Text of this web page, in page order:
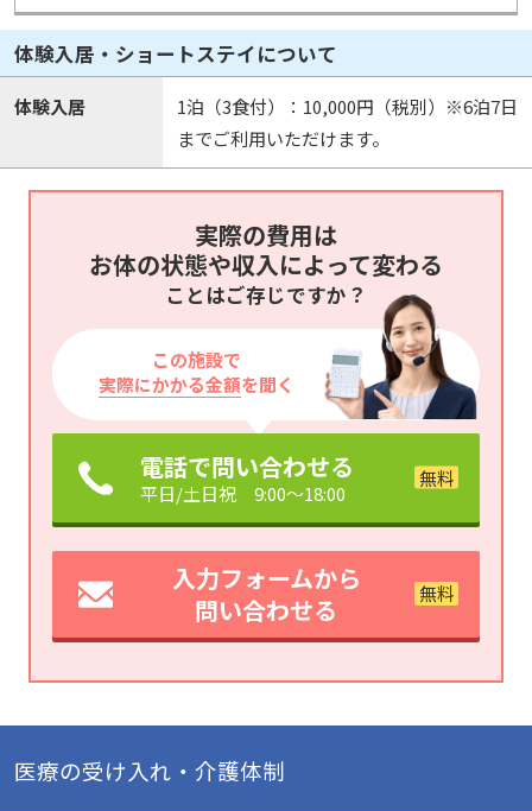
体験入居・ショートステイについて
体験入居
1泊（3食付）：10,000円（税別）※6泊7日
までご利用いただけます。
実際の費用は
お体の状態や収入によって変わる
ことはご存じですか？
この施設で
実際にかかる金額を聞く
電話で問い合わせる
平日/土日祝 9:00～18:00
入力フォームから
問い合わせる
医療の受け入れ・介護体制